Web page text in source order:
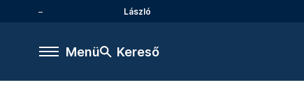
László
Menü Kereső